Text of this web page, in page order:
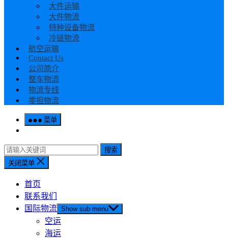
大件运输
大件物流
特种设备物流
冷链物流
航空运输
Contact Us
公司简介
整车物流
物流专线
零担物流
菜单
搜索
关闭菜单
首页
联系我们
国际物流 Show sub menu
空运
海运